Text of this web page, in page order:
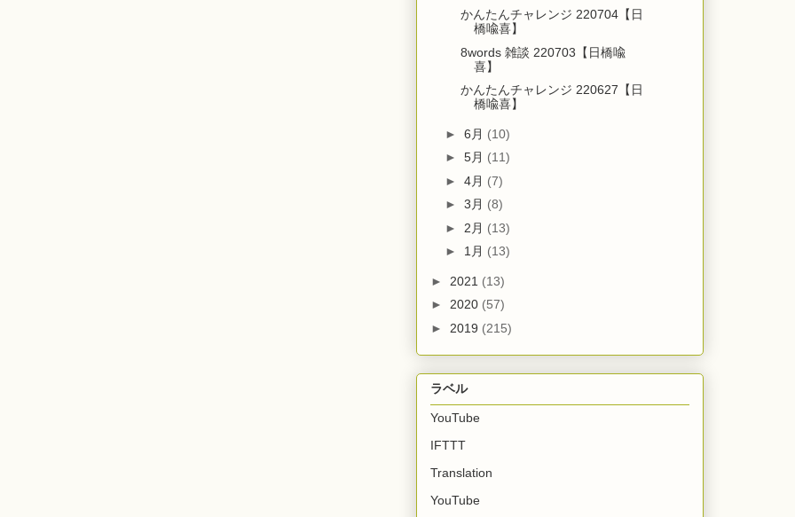
かんたんチャレンジ 220704【日
橋喩喜】
8words 雑談 220703【日橋喩
喜】
かんたんチャレンジ 220627【日
橋喩喜】
►6月 (10)
►5月 (11)
►4月 (7)
►3月 (8)
► 2月 (13)
► 1月 (13)
► 2021 (13)
► 2020 (57)
► 2019 (215)
ラベル
YouTube
IFTTT
Translation
YouTube